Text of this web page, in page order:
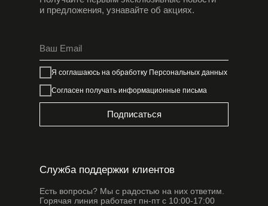
и предложения, узнавайте об акциях.
Служба поддержки клиентов
Есть вопросы? Мы с радостью на них ответим.
Горячая линия работает пн-пт с 10:00-17:00
Я соглашаюсь на обработку Персональных данных
Согласен получать информационные письма
Подписаться